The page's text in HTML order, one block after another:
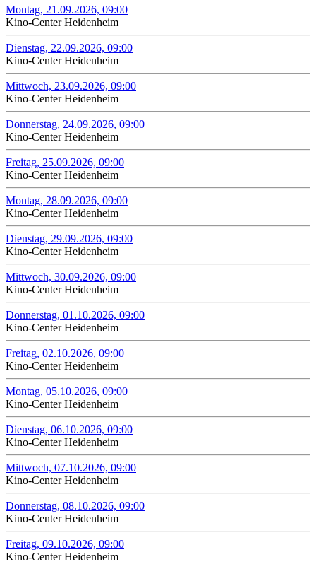
Montag, 21.09.2026, 09:00
Kino-Center Heidenheim
Dienstag, 22.09.2026, 09:00
Kino-Center Heidenheim
Mittwoch, 23.09.2026, 09:00
Kino-Center Heidenheim
Donnerstag, 24.09.2026, 09:00
Kino-Center Heidenheim
Freitag, 25.09.2026, 09:00
Kino-Center Heidenheim
Montag, 28.09.2026, 09:00
Kino-Center Heidenheim
Dienstag, 29.09.2026, 09:00
Kino-Center Heidenheim
Mittwoch, 30.09.2026, 09:00
Kino-Center Heidenheim
Donnerstag, 01.10.2026, 09:00
Kino-Center Heidenheim
Freitag, 02.10.2026, 09:00
Kino-Center Heidenheim
Montag, 05.10.2026, 09:00
Kino-Center Heidenheim
Dienstag, 06.10.2026, 09:00
Kino-Center Heidenheim
Mittwoch, 07.10.2026, 09:00
Kino-Center Heidenheim
Donnerstag, 08.10.2026, 09:00
Kino-Center Heidenheim
Freitag, 09.10.2026, 09:00
Kino-Center Heidenheim